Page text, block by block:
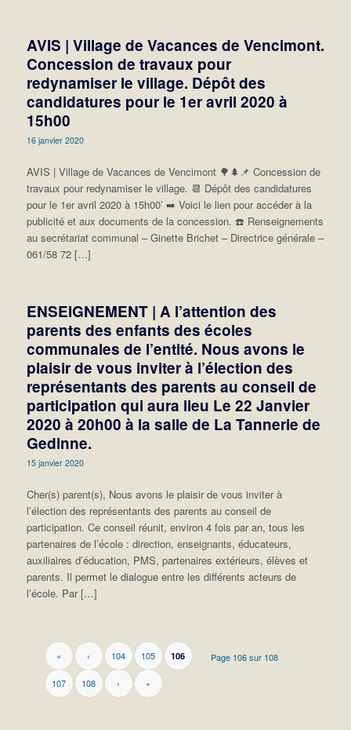
AVIS | Village de Vacances de Vencimont.
Concession de travaux pour
redynamiser le village. Dépôt des
candidatures pour le 1er avril 2020 à
15h00
16 janvier 2020
AVIS | Village de Vacances de Vencimont 🌳🌲📌 Concession de
travaux pour redynamiser le village. 📆 Dépôt des candidatures
pour le 1er avril 2020 à 15h00’ ➡️ Voici le lien pour accéder à la
publicité et aux documents de la concession. ☎️ Renseignements
au secrétariat communal – Ginette Brichet – Directrice générale –
061/58 72 […]
ENSEIGNEMENT | A l’attention des
parents des enfants des écoles
communales de l’entité. Nous avons le
plaisir de vous inviter à l’élection des
représentants des parents au conseil de
participation qui aura lieu Le 22 Janvier
2020 à 20h00 à la salle de La Tannerie de
Gedinne.
15 janvier 2020
Cher(s) parent(s), Nous avons le plaisir de vous inviter à
l’élection des représentants des parents au conseil de
participation. Ce conseil réunit, environ 4 fois par an, tous les
partenaires de l’école : direction, enseignants, éducateurs,
auxiliaires d’éducation, PMS, partenaires extérieurs, élèves et
parents. Il permet le dialogue entre les différents acteurs de
l’école. Par […]
Page 106 sur 108
« ‹ 104 105 106
107 108 › »